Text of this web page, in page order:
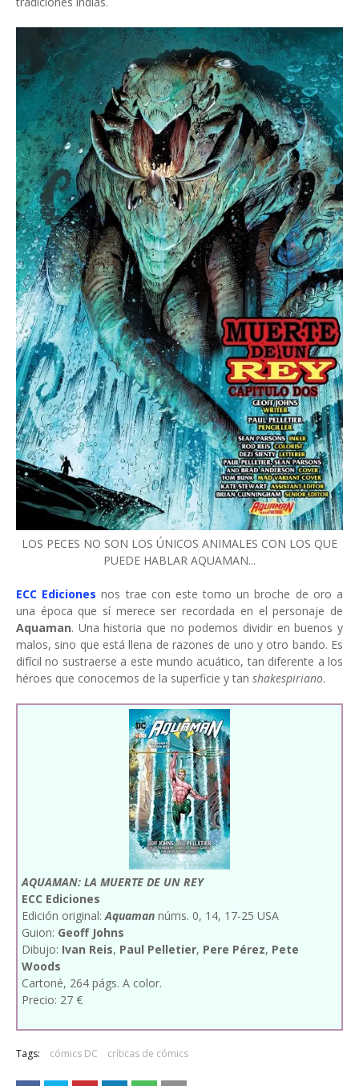
LOS PECES NO SON LOS ÚNICOS ANIMALES CON LOS QUE
PUEDE HABLAR AQUAMAN...
ECC Ediciones nos trae con este tomo un broche de oro a
una época que sí merece ser recordada en el personaje de
Aquaman. Una historia que no podemos dividir en buenos y
malos, sino que está llena de razones de uno y otro bando. Es
difícil no sustraerse a este mundo acuático, tan diferente a los
héroes que conocemos de la superficie y tan shakespiriano.
AQUAMAN: LA MUERTE DE UN REY
ECC Ediciones
Edición original: Aquaman núms. 0, 14, 17-25 USA
Guion: Geoff Johns
Dibujo: Ivan Reis, Paul Pelletier, Pere Pérez, Pete
Woods
Cartoné, 264 págs. A color.
Precio: 27 €
Tags: cómics DC críticas de cómics